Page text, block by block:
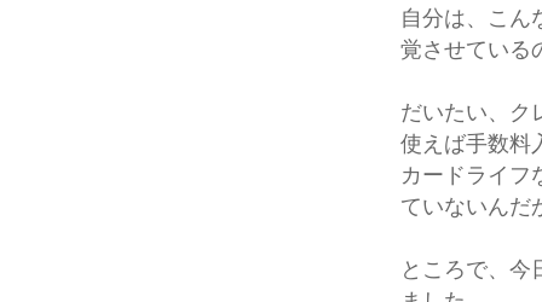
自分は、こん
覚させている
だいたい、ク
使えば手数料
カードライフ
ていないんだ
ところで、今